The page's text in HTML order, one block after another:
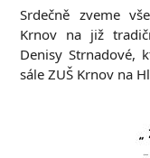
Srdečně zveme
Krnov na již
Denisy Strnadové,
sále ZUŠ Krnov na